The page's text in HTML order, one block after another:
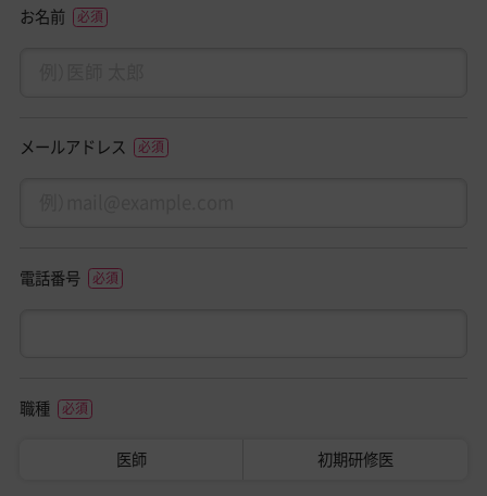
お名前
メールアドレス
電話番号
職種
医師 初期研修医